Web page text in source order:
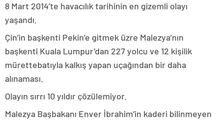
8 Mart 2014’te havacılık tarihinin en gizemli olayı
yaşandı.
Çin’in başkenti Pekin’e gitmek üzre Malezya’nın
başkenti Kuala Lumpur’dan 227 yolcu ve 12 kişilik
mürettebatıyla kalkış yapan uçağından bir daha
alınaması.
Olayın sırrı 10 yıldır çözülemiyor.
Malezya Başbakanı Enver İbrahim’in kaderi bilinmeyen